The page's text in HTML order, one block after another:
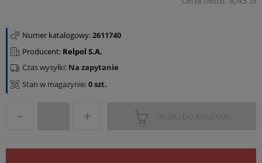
Numer katalogowy:2611740
Producent: Relpol S.A.
Stan w magazynie:0 szt.
Czas wysyłki: Na zapytanie
DODAJ DO KOSZYKA